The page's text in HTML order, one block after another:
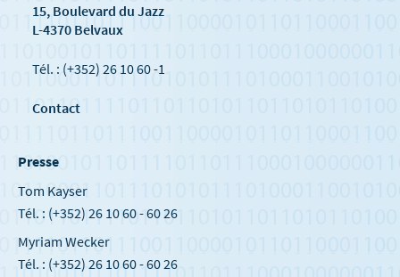
15, Boulevard du Jazz
L-4370 Belvaux
Tél. : (+352) 26 10 60 -1
Contact
Presse
Tom Kayser
Tél. : (+352) 26 10 60 - 60 26
Myriam Wecker
Tél. : (+352) 26 10 60 - 60 26